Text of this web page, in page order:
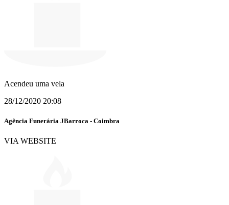
Acendeu uma vela
28/12/2020 20:08
Agência Funerária JBarroca - Coimbra
VIA WEBSITE